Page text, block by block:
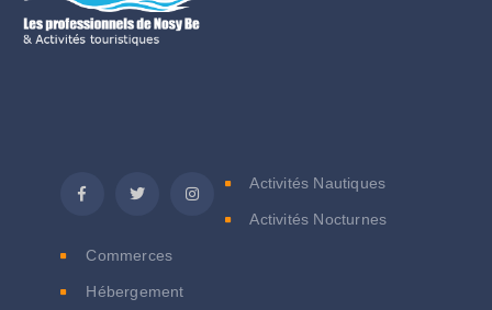
Activités Nautiques
Activités Nocturnes
Commerces
Hébergement